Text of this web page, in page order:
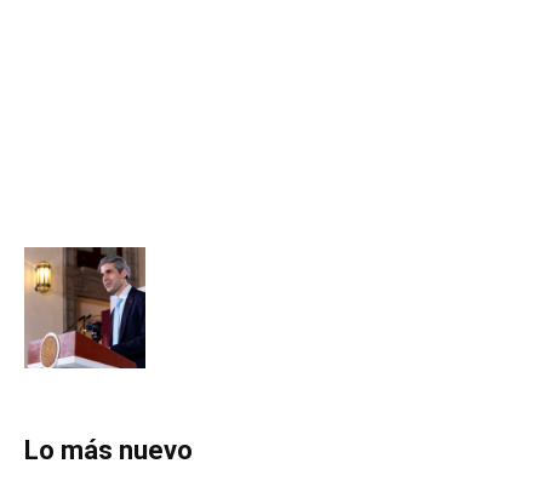
Lo más nuevo